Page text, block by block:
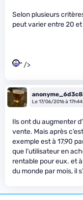
Selon plusieurs
peut varier entre 20
" />
Le 17/06/2016 à 17h44
Ils ont du augmenter
vente. Mais après
exemple est à 17,90
que l’utilisateur en
rentable pour eux. et
du monde par mois, il